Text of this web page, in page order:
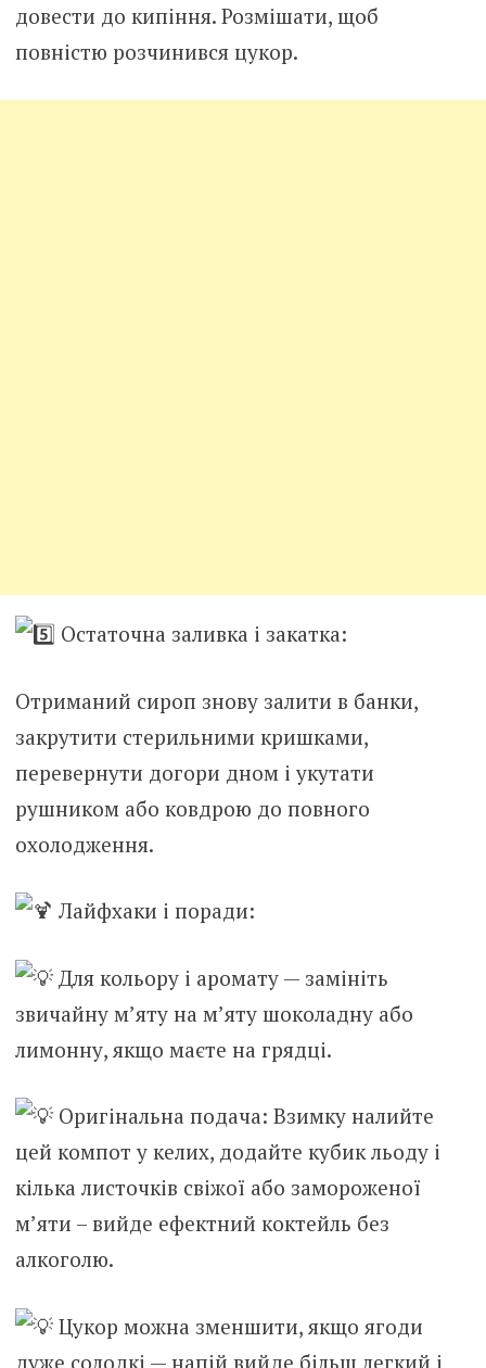
довести до кипіння. Розмішати, щоб
повністю розчинився цукор.
Остаточна заливка і закатка:
Отриманий сироп знову залити в банки,
закрутити стерильними кришками,
перевернути догори дном і укутати
рушником або ковдрою до повного
охолодження.
Лайфхаки і поради:
Для кольору і аромату — замініть
звичайну м’яту на м’яту шоколадну або
лимонну, якщо маєте на грядці.
Оригінальна подача: Взимку налийте
цей компот у келих, додайте кубик льоду і
кілька листочків свіжої або замороженої
м’яти – вийде ефектний коктейль без
алкоголю.
Цукор можна зменшити, якщо ягоди
дуже солодкі — напій вийде більш легкий і